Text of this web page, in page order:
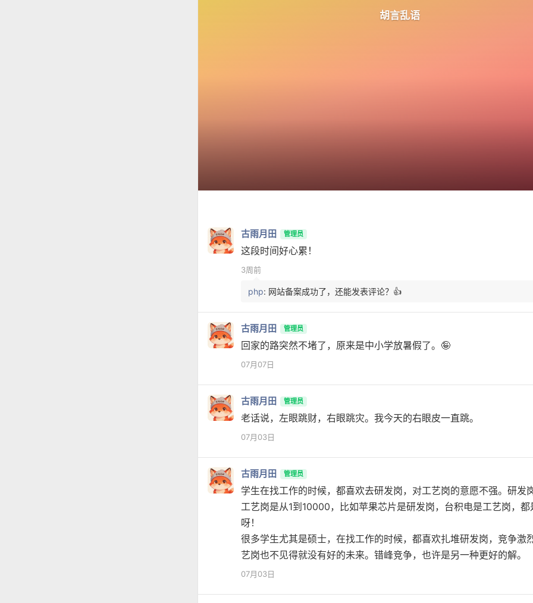
胡言乱语
古雨月田 管理员
这段时间好心累！
3周前
php: 网站备案成功了，还能发表评论？👍
古雨月田 管理员
回家的路突然不堵了，原来是中小学放暑假了。🤪
07月07日
古雨月田 管理员
老话说，左眼跳财，右眼跳灾。我今天的右眼皮一直跳。
07月03日
古雨月田 管理员
学生在找工作的时候，都喜欢去研发岗，对工艺岗的意愿不强。研发
工艺岗是从1到10000，比如苹果芯片是研发岗，台积电是工艺岗，都
呀！
很多学生尤其是硕士，在找工作的时候，都喜欢扎堆研发岗，竞争激
艺岗也不见得就没有好的未来。错峰竞争，也许是另一种更好的解。
07月03日